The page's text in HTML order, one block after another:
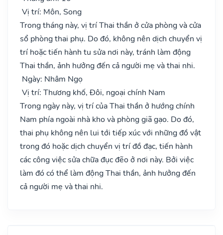
Vị trí: Môn, Song
Trong tháng này, vị trí Thai thần ở cửa phòng và cửa
sổ phòng thai phụ. Do đó, không nên dịch chuyển vị
trí hoặc tiến hành tu sửa nơi này, tránh làm động
Thai thần, ảnh hưởng đến cả người mẹ và thai nhi.
Ngày: Nhâm Ngọ
Vị trí: Thương khố, Đôi, ngoại chính Nam
Trong ngày này, vị trí của Thai thần ở hướng chính
Nam phía ngoài nhà kho và phòng giã gạo. Do đó,
thai phụ không nên lui tới tiếp xúc với những đồ vật
trong đó hoặc dịch chuyển vị trí đồ đạc, tiến hành
các công việc sửa chữa đục đẽo ở nơi này. Bởi việc
làm đó có thể làm động Thai thần, ảnh hưởng đến
cả người mẹ và thai nhi.